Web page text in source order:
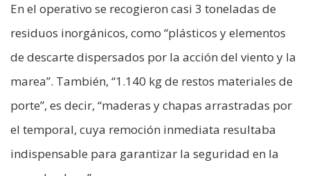
En el operativo se recogieron casi 3 toneladas de
residuos inorgánicos, como “plásticos y elementos
de descarte dispersados por la acción del viento y la
marea”. También, “1.140 kg de restos materiales de
porte”, es decir, “maderas y chapas arrastradas por
el temporal, cuya remoción inmediata resultaba
indispensable para garantizar la seguridad en la